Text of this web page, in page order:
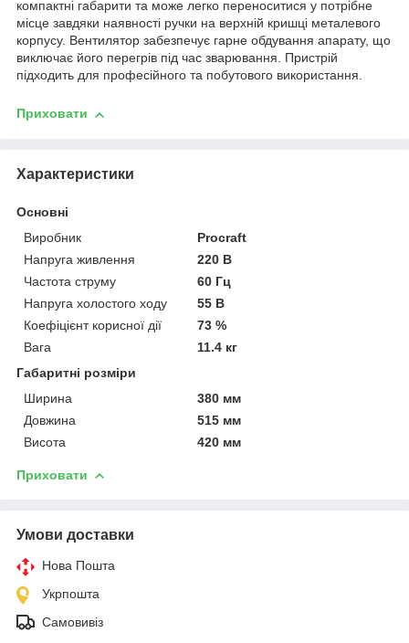
компактні габарити та може легко переноситися у потрібне
місце завдяки наявності ручки на верхній кришці металевого
корпусу. Вентилятор забезпечує гарне обдування апарату, що
виключає його перегрів під час зварювання. Пристрій
підходить для професійного та побутового використання.
Приховати
Характеристики
Основні
Виробник
Procraft
Напруга живлення
220 В
Частота струму
60 Гц
Напруга холостого ходу
55 В
Коефіцієнт корисної дії
73 %
Вага
11.4 кг
Габаритні розміри
Ширина
380 мм
Довжина
515 мм
Висота
420 мм
Приховати
Умови доставки
Нова Пошта
Укрпошта
Самовивіз